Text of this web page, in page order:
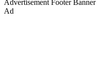
Advertisement Footer Banner
Ad